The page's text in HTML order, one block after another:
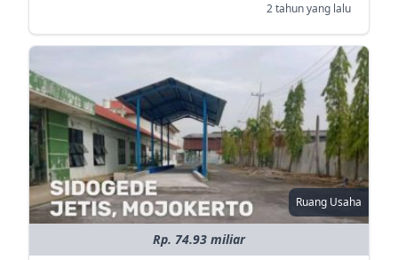
2 tahun yang lalu
Ruang Usaha
Rp. 74.93 miliar